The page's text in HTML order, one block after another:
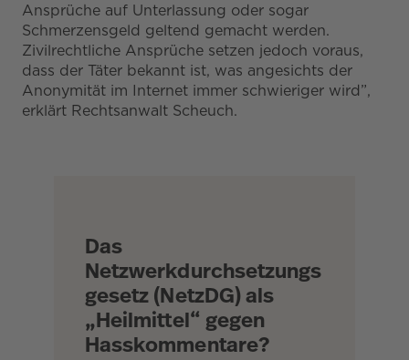
Ansprüche auf Unterlassung oder sogar
Schmerzensgeld geltend gemacht werden.
Zivilrechtliche Ansprüche setzen jedoch voraus,
dass der Täter bekannt ist, was angesichts der
Anonymität im Internet immer schwieriger wird”,
erklärt Rechtsanwalt Scheuch.
Das
Netzwerkdurchsetzungs
gesetz (NetzDG) als
„Heilmittel“ gegen
Hasskommentare?